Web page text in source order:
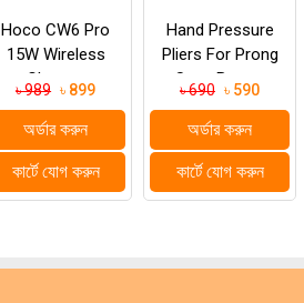
Hoco CW6 Pro
15W Wireless
Charger
৳ 989 ৳ 899
অর্ডার করুন
কার্টে যোগ করুন
Hand Pressure
Pliers For Prong
Snap Button
BUTTON)
৳ 690 ৳ 590
অর্ডার করুন
কার্টে যোগ করুন